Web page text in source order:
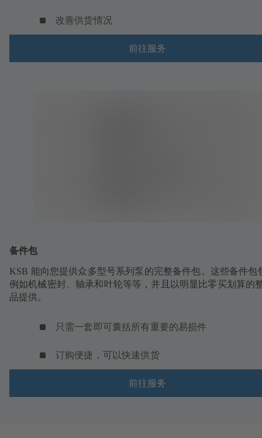
改善供货情况
前往服务
备件包
KSB 能向您提供众多型号系列泵的完整备件包。这些备件包
例如机械密封、轴承和叶轮等等，并且以明显比零买划算的
品提供。
只需一套即可囊括所有重要的易损件
订购便捷，可以快速供货
前往服务